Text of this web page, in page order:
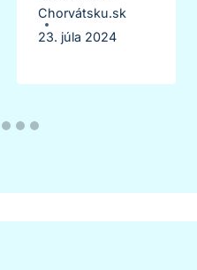
Chorvátsku.sk
23. júla 2024